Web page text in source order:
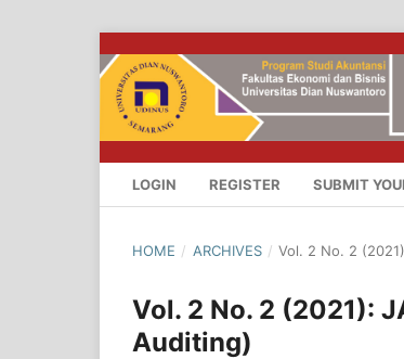
LOGIN REGISTER SUBMIT
HOME / ARCHIVES / Vol. 2 No. 2
Vol. 2 No. 2 (2021):
Auditing)